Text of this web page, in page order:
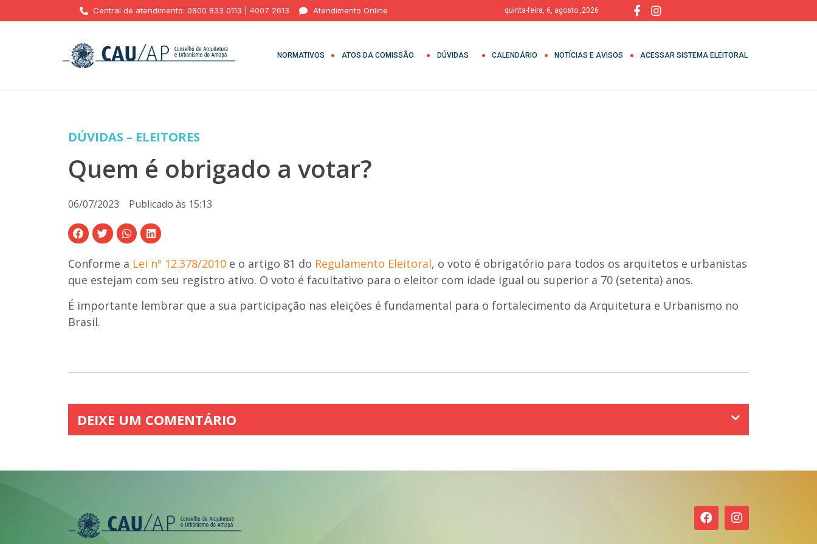
Central de atendimento: 0800 833 0113 | 4007 2613 Atendimento Online quinta-feira, 6, agosto ,2026
NORMATIVOS ATOS DA COMISSÃO DÚVIDAS CALENDÁRIO NOTÍCIAS E AVISOS ACESSAR SISTEMA ELEITORAL
DÚVIDAS – ELEITORES
Quem é obrigado a votar?
06/07/2023 Publicado às 15:13
Conforme a Lei nº 12.378/2010 e o artigo 81 do Regulamento Eleitoral, o voto é obrigatório para todos os arquitetos e urbanistas
que estejam com seu registro ativo. O voto é facultativo para o eleitor com idade igual ou superior a 70 (setenta) anos.
É importante lembrar que a sua participação nas eleições é fundamental para o fortalecimento da Arquitetura e Urbanismo no
Brasil.
DEIXE UM COMENTÁRIO